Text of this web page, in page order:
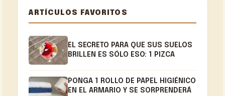
ARTÍCULOS FAVORITOS
EL SECRETO PARA QUE SUS SUELOS
BRILLEN ES SÓLO ESO: 1 PIZCA
PONGA 1 ROLLO DE PAPEL HIGIÉNICO
EN EL ARMARIO Y SE SORPRENDERÁ